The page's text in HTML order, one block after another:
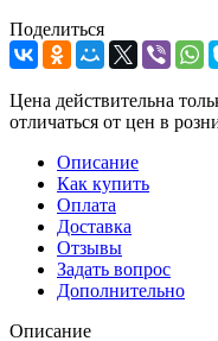
Поделиться
Цена действительна
отличаться от цен в
Описание
Как купить
Оплата
Доставка
Отзывы
Задать вопрос
Дополнительно
Описание